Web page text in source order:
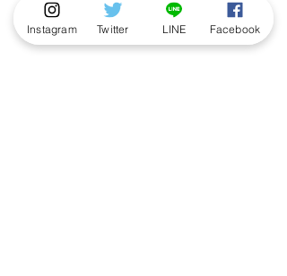
Instagram Twitter LINE Facebook